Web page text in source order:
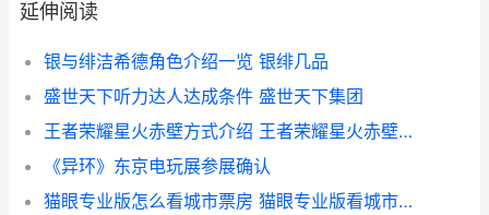
延伸阅读
银与绯洁希德角色介绍一览 银绯几品
盛世天下听力达人达成条件 盛世天下集团
王者荣耀星火赤壁方式介绍 王者荣耀星火赤壁怎么下载
《异环》东京电玩展参展确认
猫眼专业版怎么看城市票房 猫眼专业版看城市票房方法 猫眼专业版怎么看票房